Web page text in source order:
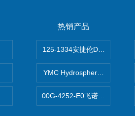
热销产品
125-1334安捷伦DB-624色谱
YMC Hydrosphere C18亲水
00G-4252-E0飞诺美Luna